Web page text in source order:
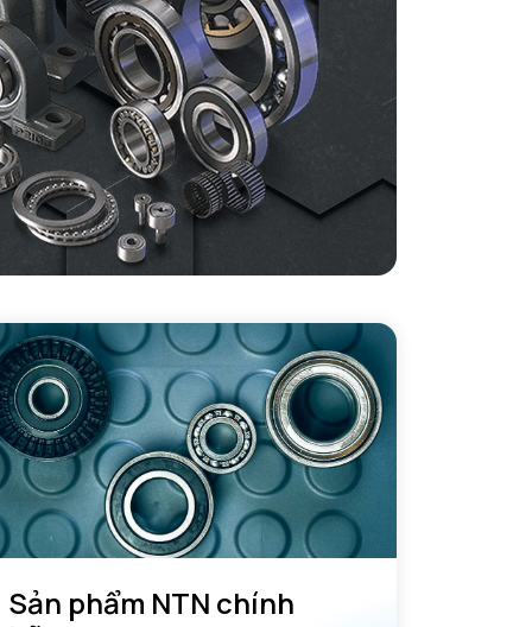
Sản phẩm NTN chính